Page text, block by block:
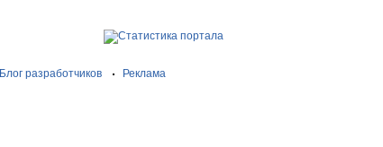
Блог разработчиков
Реклама